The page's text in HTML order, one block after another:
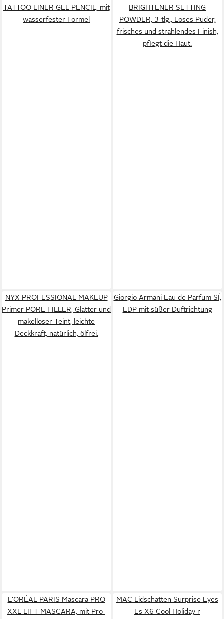
TATTOO LINER GEL PENCIL, mit
wasserfester Formel
BRIGHTENER SETTING
POWDER, 3-tlg., Loses Puder,
frisches und strahlendes Finish,
pflegt die Haut.
NYX PROFESSIONAL MAKEUP
Primer PORE FILLER, Glatter und
makelloser Teint, leichte
Deckkraft, natürlich, ölfrei.
Giorgio Armani Eau de Parfum SÍ,
EDP mit süßer Duftrichtung
L'ORÉAL PARIS Mascara PRO
XXL LIFT MASCARA, mit Pro-
MAC Lidschatten Surprise Eyes
Es X6 Cool Holiday r